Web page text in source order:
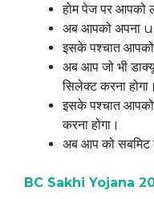
होम पेज पर आपको
अब आपको अपना
इसके पश्चात आपको
अब आप जो भी
सिलेक्ट करना होगा।
इसके पश्चात
करना होगा।
अब आप को सबमिट
BC Sakhi Yojana